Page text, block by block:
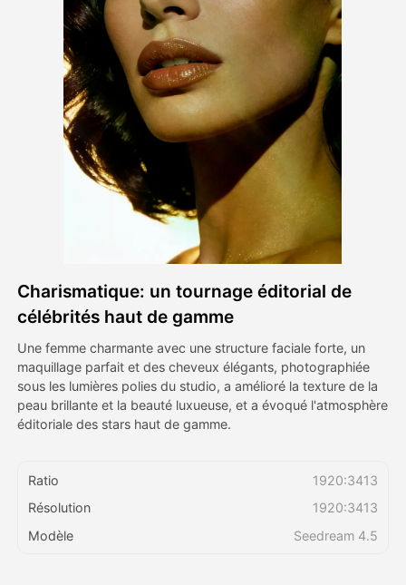
Vidéo d'avatar
AI vidéo
Photos d'IA
Autres outils
Voir tous les modèles
Galerie
Blog
API
Charismatique: un tournage éditorial de
célébrités haut de gamme
Une femme charmante avec une structure faciale forte, un
maquillage parfait et des cheveux élégants, photographiée
sous les lumières polies du studio, a amélioré la texture de la
peau brillante et la beauté luxueuse, et a évoqué l'atmosphère
éditoriale des stars haut de gamme.
Ratio
1920:3413
Résolution
1920:3413
Modèle
Seedream 4.5